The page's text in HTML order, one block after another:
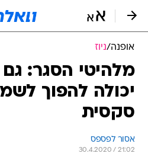
אופנה/ניוז
מלהיטי הסגר:
יכולה להפוך
סקסית
אסור לפספס
30.4.2020 / 21:02